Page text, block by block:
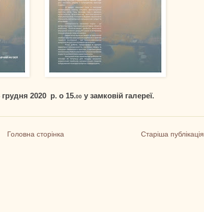
грудня 2020 р. о 15.00 у замковій галереї.
Старіша публікація
Головна сторінка